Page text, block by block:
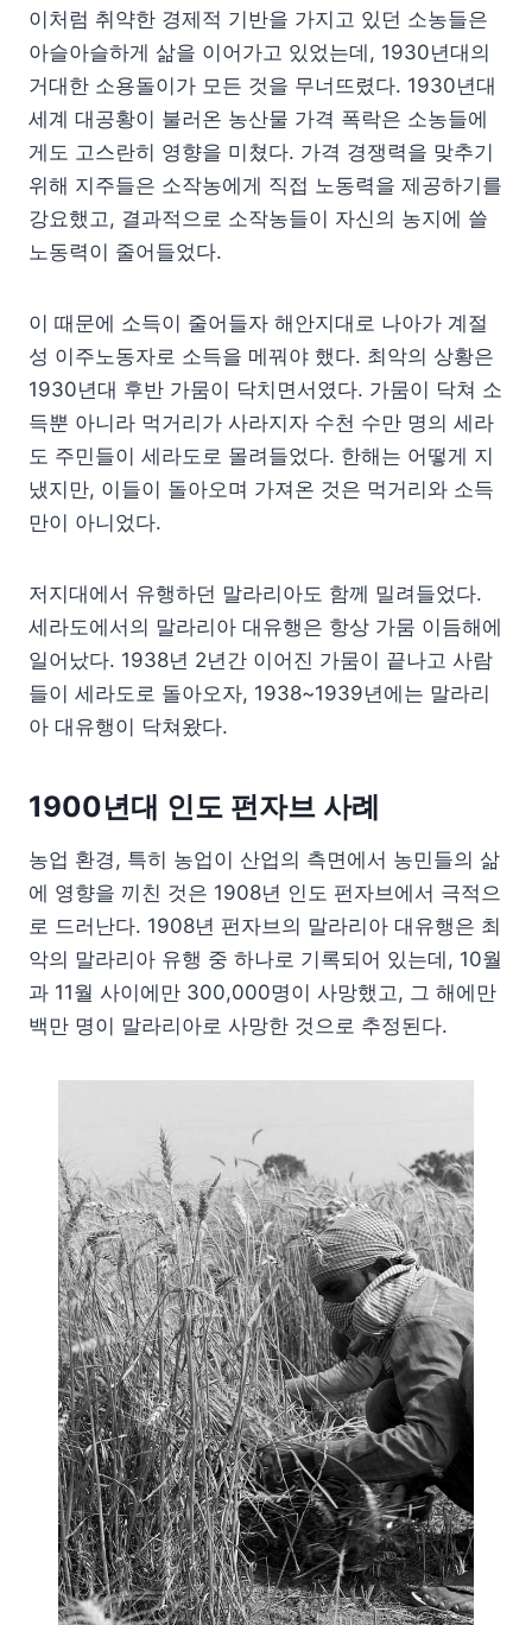
이처럼 취약한 경제적 기반을 가지고 있던 소농들은
아슬아슬하게 삶을 이어가고 있었는데, 1930년대의
거대한 소용돌이가 모든 것을 무너뜨렸다. 1930년대
세계 대공황이 불러온 농산물 가격 폭락은 소농들에
게도 고스란히 영향을 미쳤다. 가격 경쟁력을 맞추기
위해 지주들은 소작농에게 직접 노동력을 제공하기를
강요했고, 결과적으로 소작농들이 자신의 농지에 쓸
노동력이 줄어들었다.
이 때문에 소득이 줄어들자 해안지대로 나아가 계절
성 이주노동자로 소득을 메꿔야 했다. 최악의 상황은
1930년대 후반 가뭄이 닥치면서였다. 가뭄이 닥쳐 소
득뿐 아니라 먹거리가 사라지자 수천 수만 명의 세라
도 주민들이 세라도로 몰려들었다. 한해는 어떻게 지
냈지만, 이들이 돌아오며 가져온 것은 먹거리와 소득
만이 아니었다.
저지대에서 유행하던 말라리아도 함께 밀려들었다.
세라도에서의 말라리아 대유행은 항상 가뭄 이듬해에
일어났다. 1938년 2년간 이어진 가뭄이 끝나고 사람
들이 세라도로 돌아오자, 1938~1939년에는 말라리
아 대유행이 닥쳐왔다.
1900년대 인도 펀자브 사례
농업 환경, 특히 농업이 산업의 측면에서 농민들의 삶
에 영향을 끼친 것은 1908년 인도 펀자브에서 극적으
로 드러난다. 1908년 펀자브의 말라리아 대유행은 최
악의 말라리아 유행 중 하나로 기록되어 있는데, 10월
과 11월 사이에만 300,000명이 사망했고, 그 해에만
백만 명이 말라리아로 사망한 것으로 추정된다.